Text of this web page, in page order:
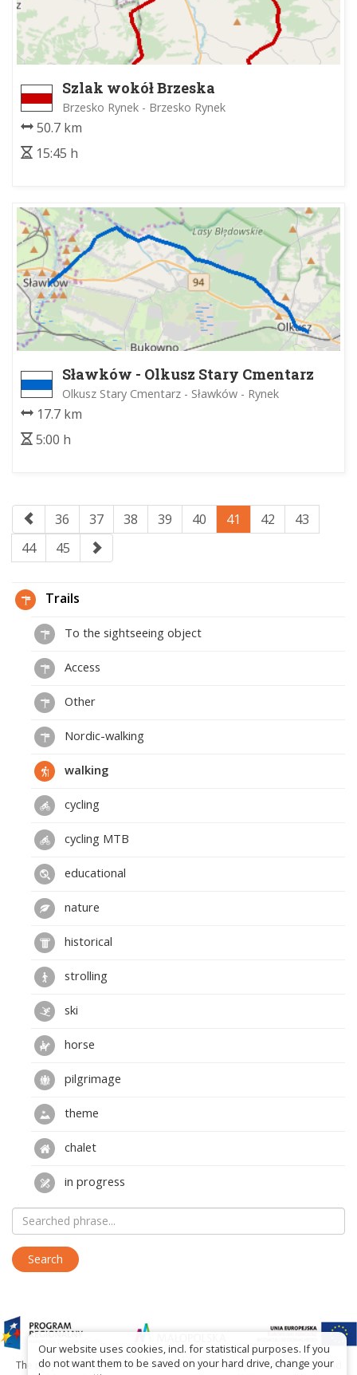
Szlak wokół Brzeska
Brzesko Rynek - Brzesko Rynek
50.7 km
15:45 h
Sławków - Olkusz Stary Cmentarz
Olkusz Stary Cmentarz - Sławków - Rynek
17.7 km
5:00 h
36 37 38 39 40 41 42
43
44
45
Trails
To the sightseeing object
Access
Other
Nordic-walking
walking
cycling
cycling MTB
educational
nature
historical
strolling
ski
horse
pilgrimage
theme
chalet
in progress
The project has been carried out with financial support of Lesser Poland
Our website uses cookies, incl. for statistical purposes. If you
do not want them to be saved on your hard drive, change your